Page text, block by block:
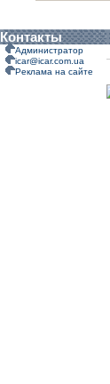
Контакты
Администратор
icar@icar.com.ua
Реклама на сайте